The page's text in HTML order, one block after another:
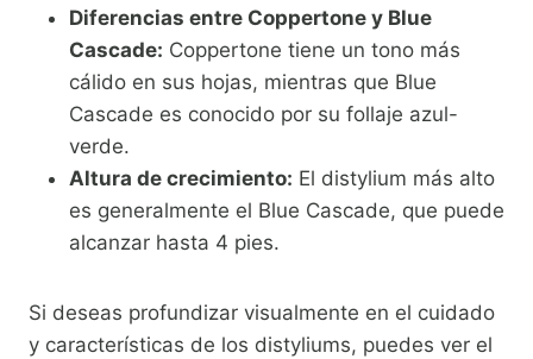
Diferencias entre Coppertone y Blue
Cascade: Coppertone tiene un tono más
cálido en sus hojas, mientras que Blue
Cascade es conocido por su follaje azul-
verde.
Altura de crecimiento: El distylium más alto
es generalmente el Blue Cascade, que puede
alcanzar hasta 4 pies.
Si deseas profundizar visualmente en el cuidado
y características de los distyliums, puedes ver el